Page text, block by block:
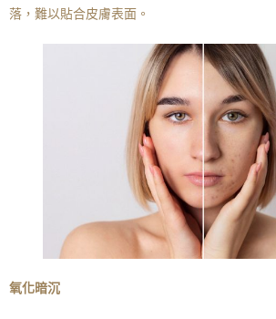
落，難以貼合皮膚表面。
氧化暗沉